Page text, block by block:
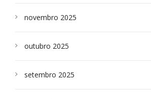
novembro 2025
outubro 2025
setembro 2025